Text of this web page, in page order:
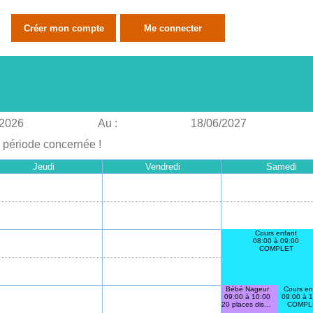
Au :
18/06/2027
concernée !
Jeudi Vendredi Samedi
Cours enfant
08:00 à 09:00
COMPLET
Bébé Nageur
09:00 à 10:00
20 places disponibles
Cours
09:00 à